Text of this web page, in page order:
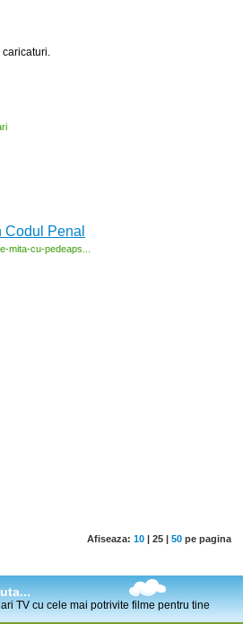
caricaturi.
Codul Penal
mita-cu-pedeaps...
Afiseaza: 10 | 25 | 50 pe pagina
TV cu cele mai potrivite filme pentru tine